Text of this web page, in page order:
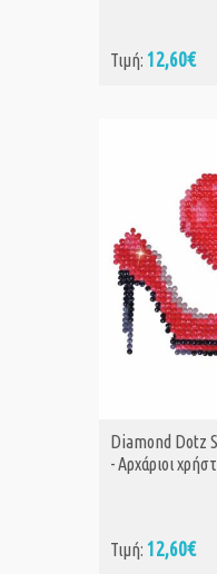
Τιμή: 12,60€
Diamond Dotz
- Αρχάριοι
Τιμή: 12,60€